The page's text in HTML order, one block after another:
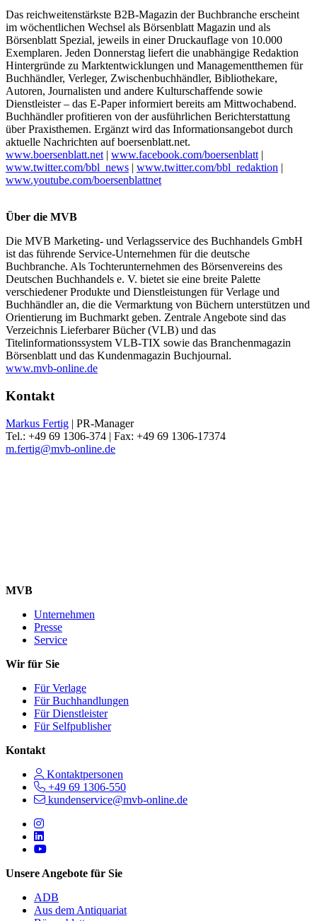
Das reichweitenstärkste B2B-Magazin der Buchbranche erscheint
im wöchentlichen Wechsel als Börsenblatt Magazin und als
Börsenblatt Spezial, jeweils in einer Druckauflage von 10.000
Exemplaren. Jeden Donnerstag liefert die unabhängige Redaktion
Hintergründe zu Marktentwicklungen und Managementthemen für
Buchhändler, Verleger, Zwischenbuchhändler, Bibliothekare,
Autoren, Journalisten und andere Kulturschaffende sowie
Dienstleister – das E-Paper informiert bereits am Mittwochabend.
Buchhändler profitieren von der ausführlichen Berichterstattung
über Praxisthemen. Ergänzt wird das Informationsangebot durch
aktuelle Nachrichten auf boersenblatt.net.
www.boersenblatt.net | www.facebook.com/boersenblatt |
www.twitter.com/bbl_news | www.twitter.com/bbl_redaktion |
www.youtube.com/boersenblattnet
Über die MVB
Die MVB Marketing- und Verlagsservice des Buchhandels GmbH
ist das führende Service-Unternehmen für die deutsche
Buchbranche. Als Tochterunternehmen des Börsenvereins des
Deutschen Buchhandels e. V. bietet sie eine breite Palette
verschiedener Produkte und Dienstleistungen für Verlage und
Buchhändler an, die die Vermarktung von Büchern unterstützen und
Orientierung im Buchmarkt geben. Zentrale Angebote sind das
Verzeichnis Lieferbarer Bücher (VLB) und das
Titelinformationssystem VLB-TIX sowie das Branchenmagazin
Börsenblatt und das Kundenmagazin Buchjournal.
www.mvb-online.de
Kontakt
Markus Fertig | PR-Manager
Tel.: +49 69 1306-374 | Fax: +49 69 1306-17374
m.fertig@mvb-online.de
MVB
Unternehmen
Presse
Service
Wir für Sie
Für Verlage
Für Buchhandlungen
Für Dienstleister
Für Selfpublisher
Kontakt
Kontaktpersonen
+49 69 1306-550
kundenservice@mvb-online.de
Follow us on https://www.instagram.com/lifeatmvb/
Follow us on https://www.linkedin.com/company/mvbbooks
Follow us on https://www.youtube.com/@mvbbooks
Unsere Angebote für Sie
ADB
Aus dem Antiquariat